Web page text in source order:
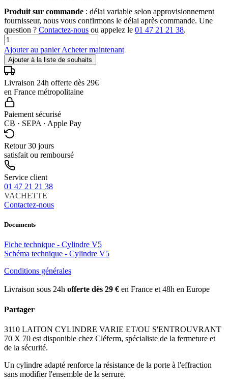
Produit sur commande : délai variable selon approvisionnement
fournisseur, nous vous confirmons le délai après commande. Une
question ? Contactez-nous ou appelez le 01 47 21 21 38.
Ajouter au panierAcheter maintenant
Ajouter à la liste de souhaits
Livraison 24h offerte dès 29€
en France métropolitaine
Paiement sécurisé
CB · SEPA · Apple Pay
Retour 30 jours
satisfait ou remboursé
Service client
01 47 21 21 38
VACHETTE
Contactez-nous
Documents
Fiche technique - Cylindre V5
Schéma technique - Cylindre V5
Conditions générales
Livraison sous 24h offerte dès 29 € en France et 48h en Europe
Partager
3110 LAITON CYLINDRE VARIE ET/OU S'ENTROUVRANT
70 X 70 est disponible chez Cléferm, spécialiste de la fermeture et
de la sécurité.
Un cylindre adapté renforce la résistance de la porte à l'effraction
sans modifier l'ensemble de la serrure.